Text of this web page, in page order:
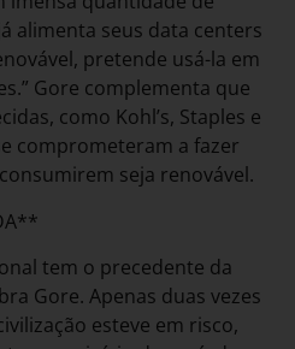
alimenta seus data centers
pretende usá-la em
Gore complementa que
como Kohl’s, Staples e
comprometeram a fazer
seja renovável.
tem o precedente da
Gore. Apenas duas vezes
esteve em risco,